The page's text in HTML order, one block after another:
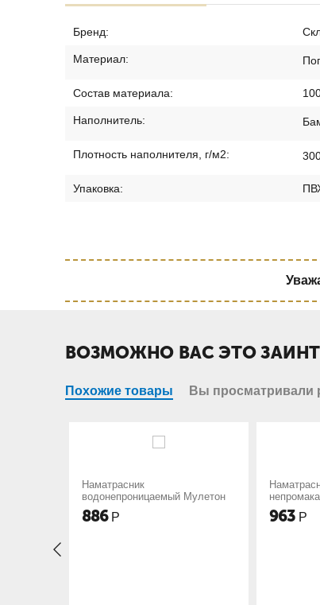
Бренд:
Материал:
Состав материала:
Наполнитель:
Плотность наполнителя, г/м2:
Упаковка:
ВОЗМОЖНО ВАС ЭТО
Похожие товары Вы просматривали
Мулетон
Наматрасник махровый
непромакаемый Аквастоп